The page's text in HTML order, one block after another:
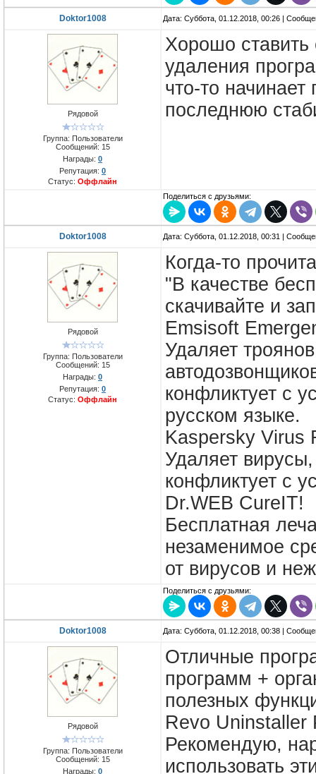
Doktor1008 Дата: Суббота, 01.12.2018, 00:26 |
Рядовой
Группа: Пользователи
Сообщений: 15
Награды: 0
Репутация: 0
Статус: Оффлайн
Хорошо ставить
удаления
что-то
последнюю
Поделиться с друзьями:
Doktor1008 Дата: Суббота, 01.12.2018, 00:31 |
Рядовой
Группа: Пользователи
Сообщений: 15
Награды: 0
Репутация: 0
Статус: Оффлайн
Когда-то
"В качестве
скачивайте и
Emsisoft
Удаляет
конфликтует с
русском языке.
Kaspersky Virus
Удаляет
конфликтует с
Dr.WEB CureIT!
Бесплатная
незаменимое
от вирусов и
Поделиться с друзьями:
Doktor1008 Дата: Суббота, 01.12.2018, 00:38 |
Рядовой
Группа: Пользователи
Сообщений: 15
Награды: 0
Отличные
программ +
полезных
Revo Uninstaller
Рекомендую,
использовать